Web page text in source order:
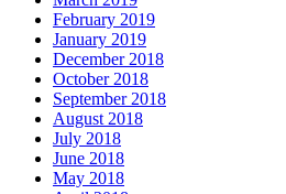
February 2019
January 2019
December 2018
October 2018
September 2018
August 2018
July 2018
June 2018
May 2018